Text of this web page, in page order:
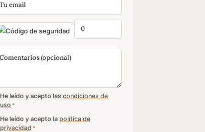
He leído y acepto las condiciones de
uso *
He leído y acepto la política de
privacidad *